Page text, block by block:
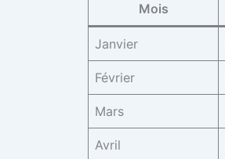
Mois
Janvier
Février
Mars
Avril